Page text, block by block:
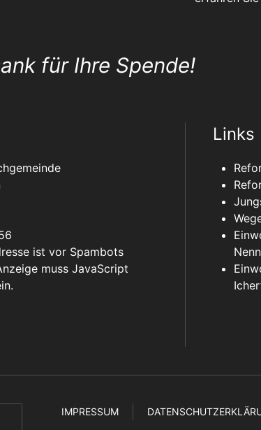
für Ihre Spende!
ist vor Spambots
muss JavaScript
Links
IMPRESSUM